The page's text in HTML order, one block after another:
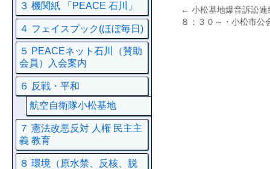
← 小松基地爆音訴訟
８：３０～・小松市公
３ 機関紙 「PEACE 石川」
４ フェイスプック(ほぼ毎日)
５ PEACEネット石川（賛助
会員）入会案内
６ 反戦・平和
航空自衛隊小松基地
７ 憲法改悪反対 人権 民主主
義 教育
８ 環境（原水禁、反核、脱